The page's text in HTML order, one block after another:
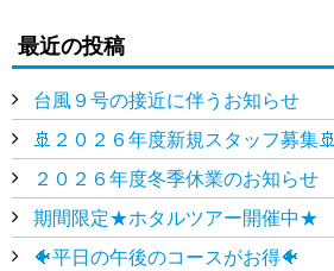
最近の投稿
台風９号の接近に伴うお知らせ
🚢２０２６年度新規スタッフ募集🚢
２０２６年度冬季休業のお知らせ
期間限定★ホタルツアー開催中★
🐠平日の午後のコースがお得🐠